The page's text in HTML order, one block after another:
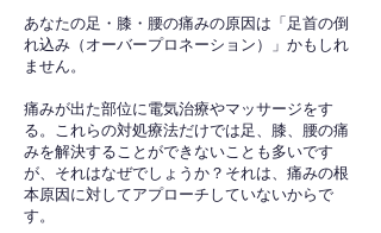
あなたの足・膝・腰の痛みの原因は「足首の倒
れ込み（オーバープロネーション）」かもしれ
ません。
痛みが出た部位に電気治療やマッサージをす
る。これらの対処療法だけでは足、膝、腰の痛
みを解決することができないことも多いです
が、それはなぜでしょうか？それは、痛みの根
本原因に対してアプローチしていないからで
す。